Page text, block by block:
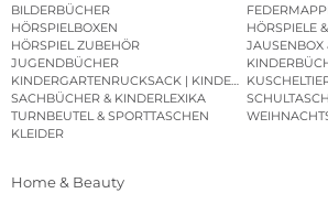
BILDERBÜCHER
HÖRSPIELBOXEN
HÖRSPIELE
HÖRSPIEL ZUBEHÖR
JAUSENBOX
JUGENDBÜCHER
KINDERGARTENRUCKSACK |
SACHBÜCHER & KINDERLEXIKA
TURNBEUTEL & SPORTTASCHEN
KLEIDER
Home & Beauty